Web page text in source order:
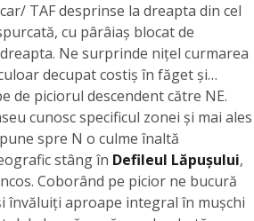
TAF desprinse la dreapta din cel
cu pârâiaș blocat de
Ne surprinde nițel curmarea
decupat costiș în făget și…
de piciorul descendent către NE.
cunosc specificul zonei și mai ales
spre N o culme înaltă
stâng în Defileul Lăpușului,
Coborând pe picior ne bucură
aproape integral în mușchi